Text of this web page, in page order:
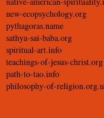
new-ecopsychology.org
pythagoras.name
sathya-sai-baba.org
spiritual-art.info
teachings-of-jesus-christ.org
path-to-tao.info
philosophy-of-